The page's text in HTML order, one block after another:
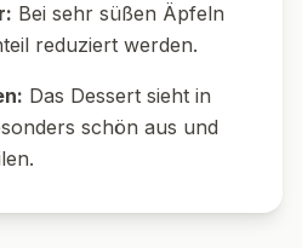
Bei sehr süßen Äpfeln
reduziert werden.
Das Dessert sieht in
schön aus und